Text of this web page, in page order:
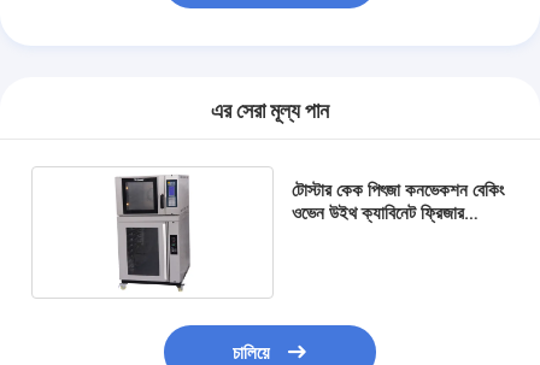
এর সেরা মূল্য পান
টোস্টার কেক পিৎজা কনভেকশন বেকিং
ওভেন উইথ ক্যাবিনেট ফ্রিজার
চালিয়ে